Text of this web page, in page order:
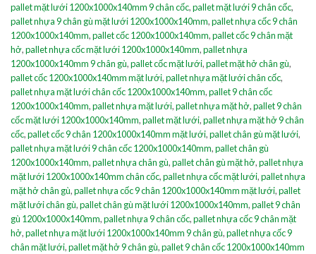
pallet mặt lưới 1200x1000x140mm 9 chân cốc,pallet mặt lưới 9 chân cốc,
pallet nhựa 9 chân gù mặt lưới 1200x1000x140mm,pallet nhựa cốc 9 chân
1200x1000x140mm,pallet cốc 1200x1000x140mm,pallet cốc 9 chân mặt
hở,pallet nhựa cốc mặt lưới 1200x1000x140mm,pallet nhựa
1200x1000x140mm 9 chân gù,pallet cốc mặt lưới,pallet mặt hở chân gù,
pallet cốc 1200x1000x140mm mặt lưới,pallet nhựa mặt lưới chân cốc,
pallet nhựa mặt lưới chân cốc 1200x1000x140mm,pallet 9 chân cốc
1200x1000x140mm,pallet nhựa mặt lưới,pallet nhựa mặt hở,pallet 9 chân
cốc mặt lưới 1200x1000x140mm,pallet mặt lưới,pallet nhựa mặt hở 9 chân
cốc,pallet cốc 9 chân 1200x1000x140mm mặt lưới,pallet chân gù mặt lưới,
pallet nhựa mặt lưới 9 chân cốc 1200x1000x140mm,pallet chân gù
1200x1000x140mm,pallet nhựa chân gù,pallet chân gù mặt hở,pallet nhựa
mặt lưới 1200x1000x140mm chân cốc,pallet nhựa cốc mặt lưới,pallet nhựa
mặt hở chân gù,pallet nhựa cốc 9 chân 1200x1000x140mm mặt lưới,pallet
mặt lưới chân gù,pallet chân gù mặt lưới 1200x1000x140mm,pallet 9 chân
gù 1200x1000x140mm,pallet nhựa 9 chân cốc,pallet nhựa cốc 9 chân mặt
hở,pallet nhựa mặt lưới 1200x1000x140mm 9 chân gù,pallet nhựa cốc 9
chân mặt lưới,pallet mặt hở 9 chân gù,pallet 9 chân cốc 1200x1000x140mm